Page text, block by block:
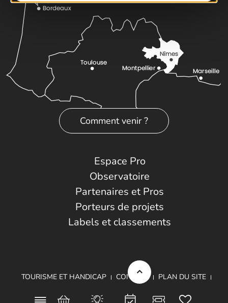
Comment venir ?
Espace Pro
Observatoire
Partenaires et Pros
Porteurs de projets
Labels et classements
TOURISME ET HANDICAP CONTACT
PLAN DU SITE